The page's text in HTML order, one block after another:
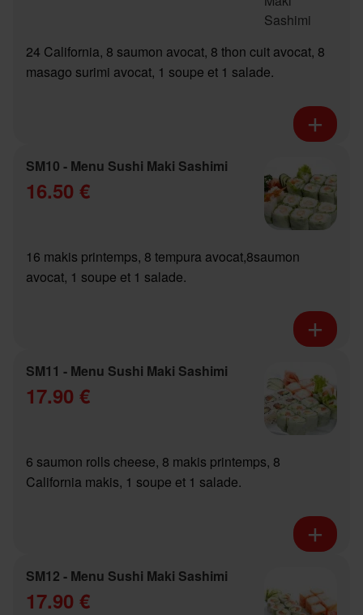
24 California, 8 saumon avocat, 8 thon cuit avocat, 8
masago surimi avocat, 1 soupe et 1 salade.
SM10 - Menu Sushi Maki Sashimi
16.50 €
16 makis printemps, 8 tempura avocat,8saumon
avocat, 1 soupe et 1 salade.
SM11 - Menu Sushi Maki Sashimi
17.90 €
6 saumon rolls cheese, 8 makis printemps, 8
California makis, 1 soupe et 1 salade.
SM12 - Menu Sushi Maki Sashimi
17.90 €